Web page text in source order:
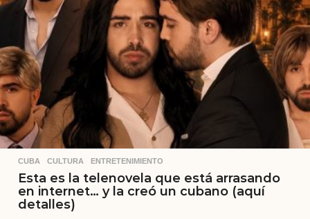
CUBA ,CULTURA ,ENTRETENIMIENTO
Esta es la telenovela que está arrasando
en internet… y la creó un cubano (aquí
detalles)